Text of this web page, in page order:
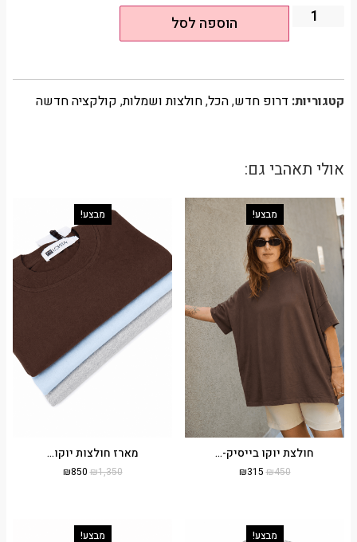
הוספה לסל
קטגוריות: דרופ חדש,הכל,חולצות ושמלות, קולקציה חדשה
אולי תאהבי גם:
מבצע!
חולצת יוקו בייסיק-...
₪450
₪315
מבצע!
מארז חולצות יוקו...
₪1,350
₪850
מבצע! מבצע!